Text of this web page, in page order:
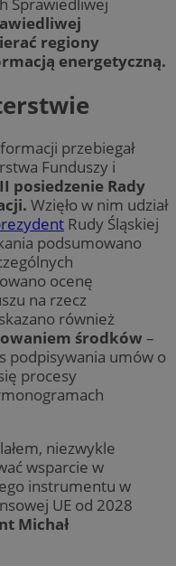
Sprawiedliwej
regiony
energetyczną.
przebiegał
Funduszy i
posiedzenie Rady
Wzięło w nim udział
Rudy Śląskiej
podsumowano
ocenę
na rzecz
również
środków –
podpisywania umów o
procesy
niezwykle
wsparcie w
instrumentu w
UE od 2028
Michał